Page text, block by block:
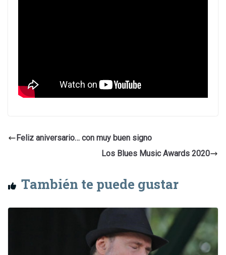
Feliz aniversario… con muy buen signo
Los Blues Music Awards 2020
También te puede gustar